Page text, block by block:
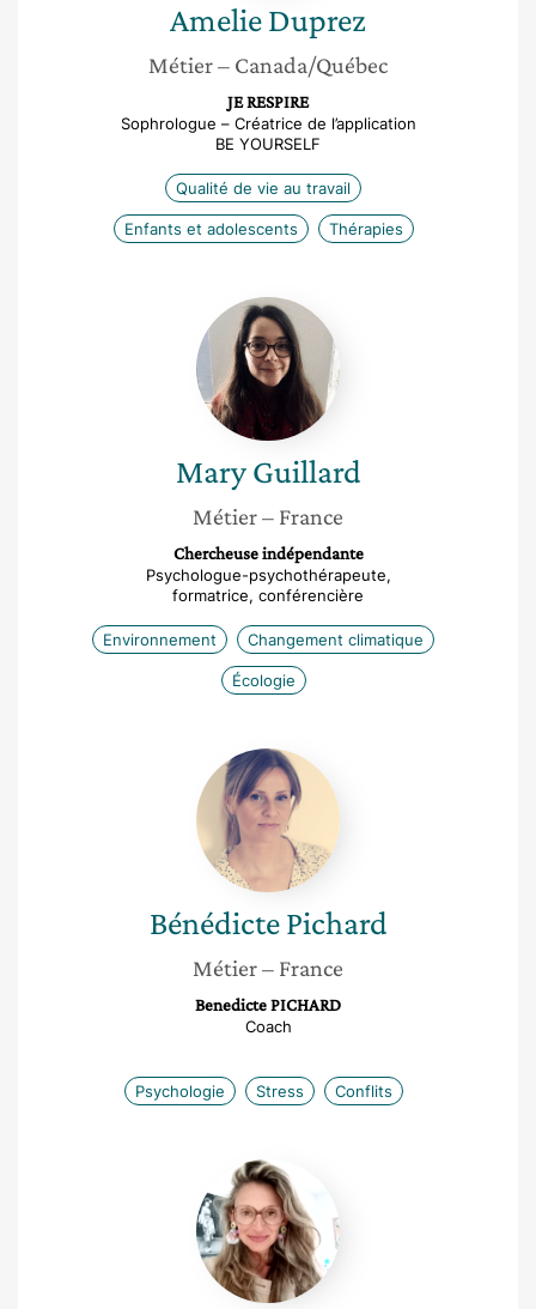
AmelieDuprez
Métier– Canada/Québec
JE RESPIRE
Sophrologue – Créatrice de l’application
BE YOURSELF
Qualité de vie au travail
Enfants et adolescents Thérapies
Mary
Guillard
Mary Guillard
Métier– France
Chercheuse indépendante
Psychologue-psychothérapeute,
formatrice, conférencière
Environnement Changement climatique
Écologie
Bénédicte
Pichard
Bénédicte Pichard
Métier– France
Benedicte PICHARD
Coach
Psychologie Stress Conflits
Isabelle
Frenay